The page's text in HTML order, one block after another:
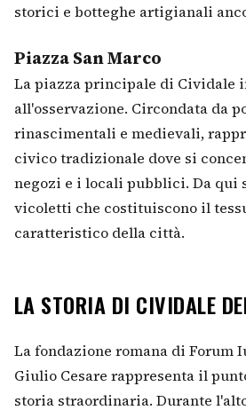
storici e botteghe artigianali
Piazza San Marco
La piazza principale di Cividale
all'osservazione. Circondata da
rinascimentali e medievali,
civico tradizionale dove si
negozi e i locali pubblici. Da qui
vicoletti che costituiscono il
caratteristico della città.
LA STORIA DI CIVIDALE
La fondazione romana di Forum
Giulio Cesare rappresenta il
storia straordinaria. Durante